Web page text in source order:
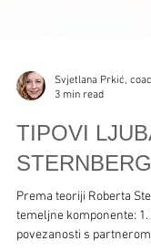
Svjetlana Prkić,
3 min read
TIPOVI
Prema teoriji Roberta